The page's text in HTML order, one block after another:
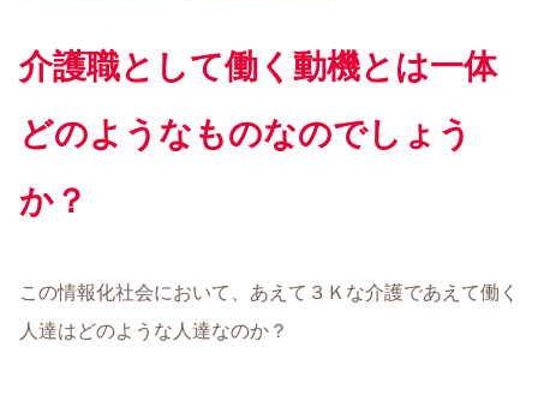
介護職として働く動機とは一体
どのようなものなのでしょう
か？
この情報化社会において、あえて３Ｋな介護であえて働く
人達はどのような人達なのか？